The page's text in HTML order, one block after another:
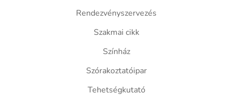
Rendezvényszervezés
Szakmai cikk
Színház
Szórakoztatóipar
Tehetségkutató